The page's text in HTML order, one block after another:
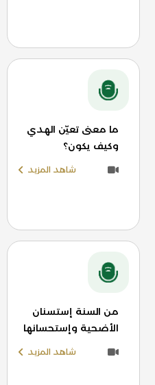
ما معنى تعيّن الهدي
وكيف يكون؟
شاهد المزيد
من السنة إستسنان
الأضحية وإستحسانها
شاهد المزيد